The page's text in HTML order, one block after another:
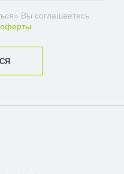
Вы соглашаетесь
оферты